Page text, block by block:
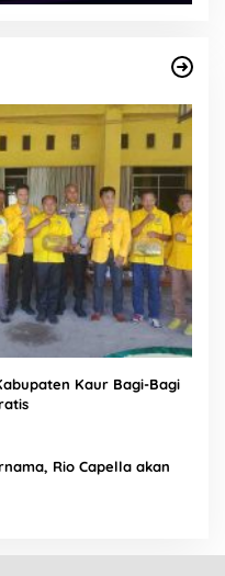
Kaur Bagi-Bagi
Rio Capella akan